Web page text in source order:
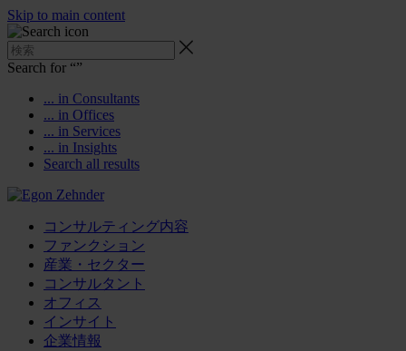
Skip to main content
Search for “”
... in Consultants
... in Offices
... in Services
... in Insights
Search all results
コンサルティング内容
ファンクション
産業・セクター
コンサルタント
オフィス
インサイト
企業情報